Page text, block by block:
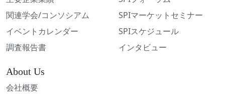
関連学会/コンソシアム
イベントカレンダー
調査報告書
SPIマーケットセミナー
SPIスケジュール
インタビュー
About Us
会社概要